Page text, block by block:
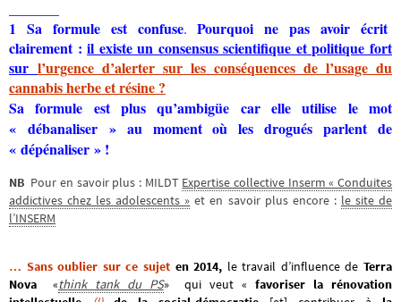
1 Sa formule est confuse.Pourquoi ne pas avoir écrit
clairement :il existe un consensus scientifique et politique fort
sur l’urgence d’alerter sur les conséquences de l’usage du
cannabis herbe et résine ?
Sa formule est plus qu’ambigüe car elle utilise le mot
« débanaliser » au moment où les drogués parlent de
« dépénaliser » !
NB Pour en savoir plus : MILDT Expertise collective Inserm « Conduites
addictives chez les adolescents » et en savoir plus encore : le site de
l’INSERM
… Sans oublier sur ce sujet en 2014, le travail d’influence deTerra
Nova
«think tank du PS» qui veut «favoriser la rénovation